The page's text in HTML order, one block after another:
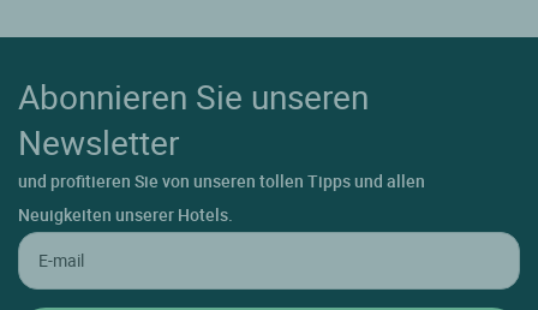
Abonnieren Sie unseren
Newsletter
und profitieren Sie von unseren tollen Tipps und allen
Neuigkeiten unserer Hotels.